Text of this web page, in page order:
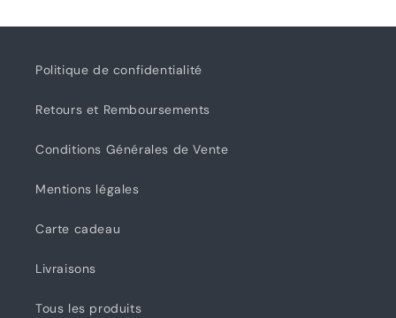
Politique de confidentialité
Retours et Remboursements
Conditions Générales de Vente
Mentions légales
Carte cadeau
Livraisons
Tous les produits